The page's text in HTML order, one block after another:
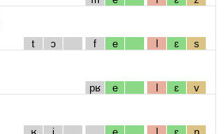
t ɔ f e l ɛ s
pʁ e l ɛ v